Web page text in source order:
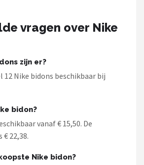
vragen over Nike
zijn er?
Nike bidons beschikbaar bij
bidon?
vanaf € 15,50. De
22,38.
Nike bidon?